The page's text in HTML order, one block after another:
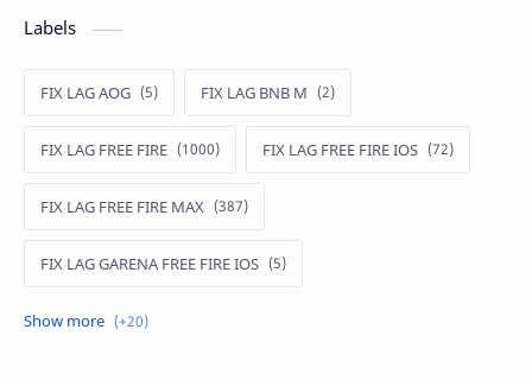
Labels
FIX LAG AOG FIX LAG BNB M
FIX LAG FREE FIRE FIX LAG FREE FIRE IOS
FIX LAG FREE FIRE MAX
FIX LAG GARENA FREE FIRE IOS
FIX LAG LIÊN QUÂN MOBILE